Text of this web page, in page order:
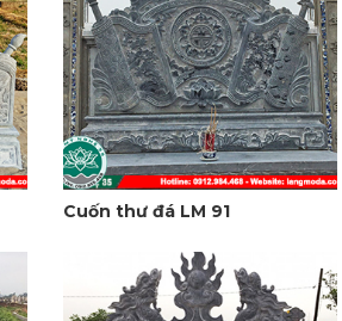
Cuốn thư đá LM 91